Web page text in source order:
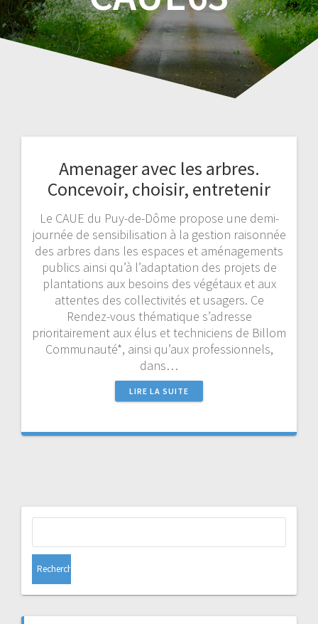
Amenager avec les arbres.
Concevoir, choisir, entretenir
Le CAUE du Puy-de-Dôme propose une demi-
journée de sensibilisation à la gestion raisonnée
des arbres dans les espaces et aménagements
publics ainsi qu’à l’adaptation des projets de
plantations aux besoins des végétaux et aux
attentes des collectivités et usagers. Ce
Rendez-vous thématique s’adresse
prioritairement aux élus et techniciens de Billom
Communauté*, ainsi qu’aux professionnels,
dans…
LIRE LA SUITE